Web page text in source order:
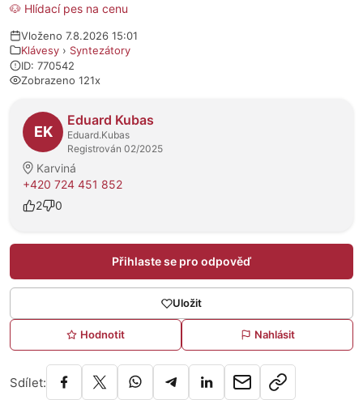
🐶 Hlídací pes na cenu
Vloženo 7.8.2026 15:01
Klávesy › Syntezátory
ID: 770542
Zobrazeno 121x
O prodejci
EK
Eduard Kubas
Eduard.Kubas
Registrován 02/2025
Karviná
+420 724 451 852
2
0
Přihlaste se pro odpověď
Uložit
Hodnotit Nahlásit
Sdílet: